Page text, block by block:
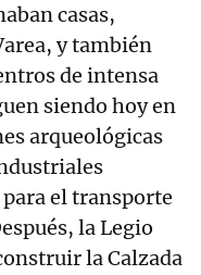
casas,
y también
de intensa
siendo hoy en
arqueológicas
el transporte
la Legio
la Calzada